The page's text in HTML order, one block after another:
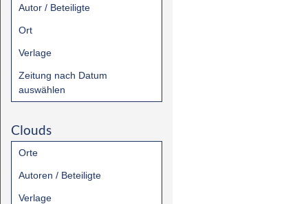
Autor / Beteiligte
Ort
Verlage
Zeitung nach Datum
auswählen
Clouds
Orte
Autoren / Beteiligte
Verlage